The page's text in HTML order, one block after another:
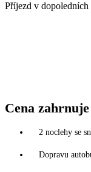
Příjezd v
Cena zahrnuje
2 noclehy se
Dopravu